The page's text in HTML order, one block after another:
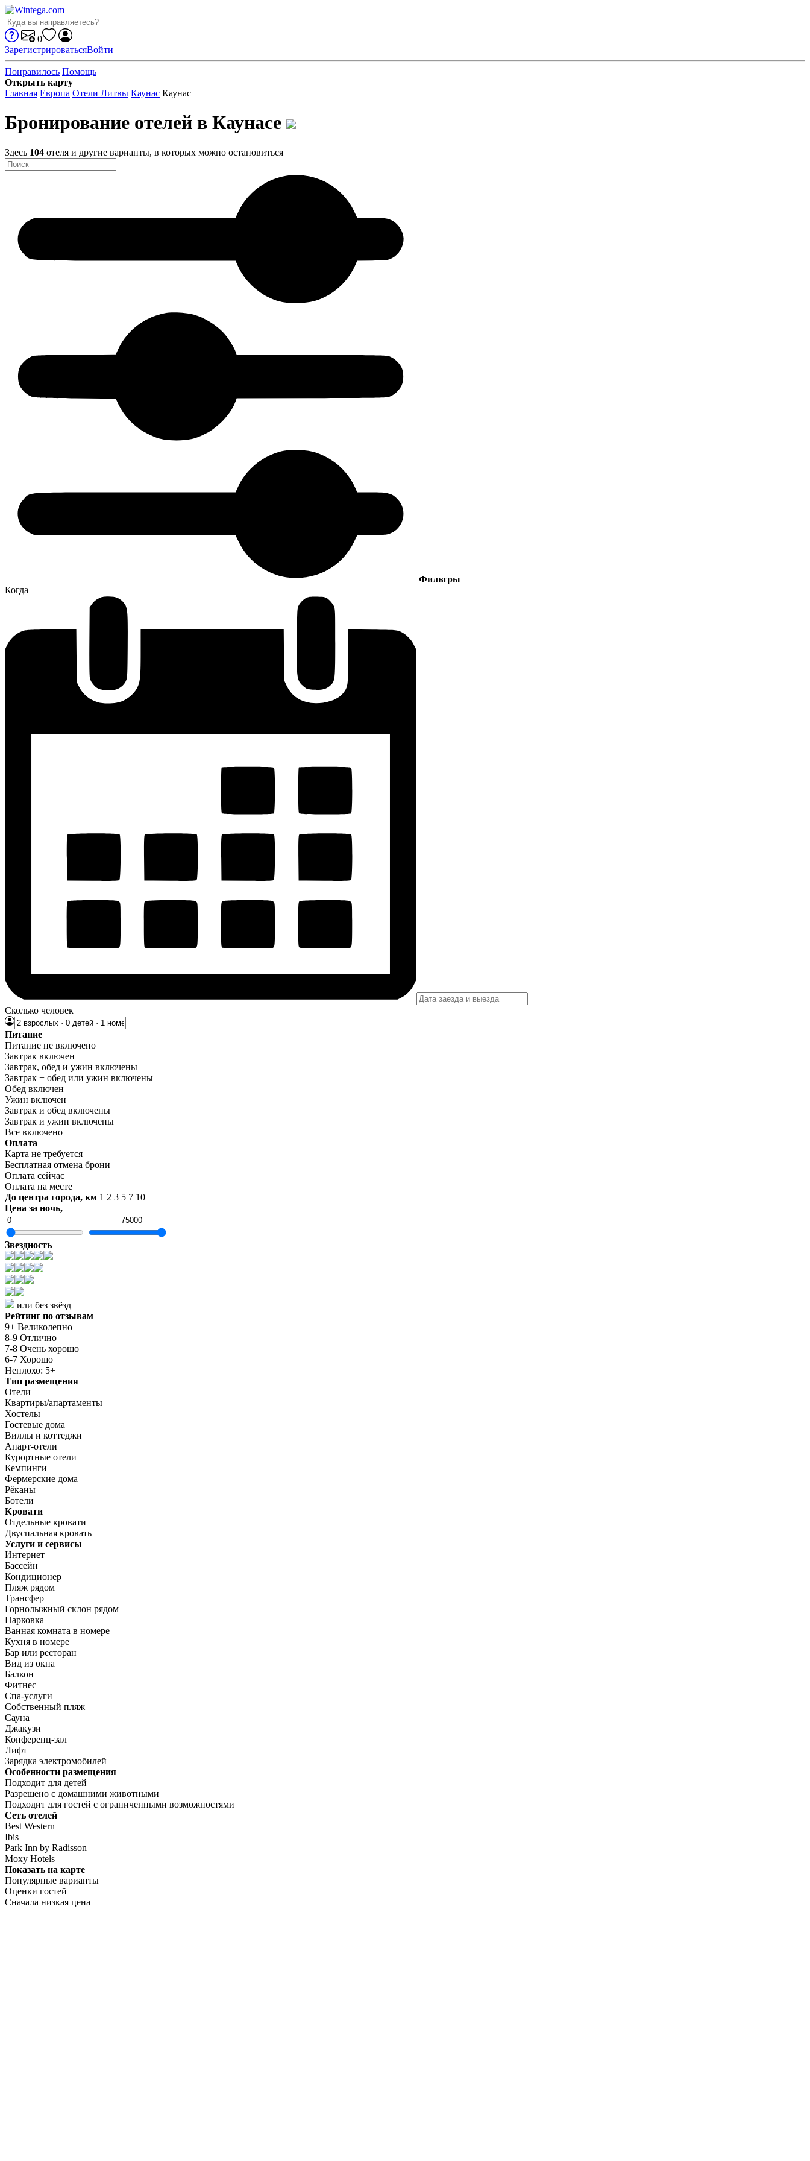
0
ЗарегистрироватьсяВойти
Понравилось Помощь
Открыть карту
Главная Европа Отели Литвы Каунас Каунас
Бронирование отелей в Каунасе
Здесь 104 отеля и другие варианты, в которых можно остановиться
Фильтры
Когда
Сколько человек
Питание
Питание не включено
Завтрак включен
Завтрак, обед и ужин включены
Завтрак + обед или ужин включены
Обед включен
Ужин включен
Завтрак и обед включены
Завтрак и ужин включены
Все включено
Оплата
Карта не требуется
Бесплатная отмена брони
Оплата сейчас
Оплата на месте
До центра города, км 1 2 3 5 7 10+
Цена за ночь,
Звездность
или без звёзд
Рейтинг по отзывам
9+ Великолепно
8-9 Отлично
7-8 Очень хорошо
6-7 Хорошо
Неплохо: 5+
Тип размещения
Отели
Квартиры/апартаменты
Хостелы
Гостевые дома
Виллы и коттеджи
Апарт-отели
Курортные отели
Кемпинги
Фермерские дома
Рёканы
Ботели
Кровати
Отдельные кровати
Двуспальная кровать
Услуги и сервисы
Интернет
Бассейн
Кондиционер
Пляж рядом
Трансфер
Горнолыжный склон рядом
Парковка
Ванная комната в номере
Кухня в номере
Бар или ресторан
Вид из окна
Балкон
Фитнес
Спа-услуги
Собственный пляж
Сауна
Джакузи
Конференц-зал
Лифт
Зарядка электромобилей
Особенности размещения
Подходит для детей
Разрешено с домашними животными
Подходит для гостей с ограниченными возможностями
Сеть отелей
Best Western
Ibis
Park Inn by Radisson
Moxy Hotels
Показать на карте
Популярные варианты
Оценки гостей
Сначала низкая цена